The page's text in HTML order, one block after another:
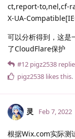
ct,report-to,nel,cf-
X-UA-
可以分析得到，这是
了CloudFlare保护
#12 pigz2538
pigz2538 likes this.
灵 Feb 7, 2022
根据Wix.com实际测